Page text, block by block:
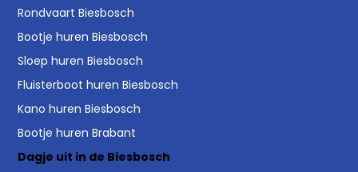
Rondvaart Biesbosch
Bootje huren Biesbosch
Sloep huren Biesbosch
Fluisterboot huren Biesbosch
Kano huren Biesbosch
Bootje huren Brabant
Dagje uit in de Biesbosch